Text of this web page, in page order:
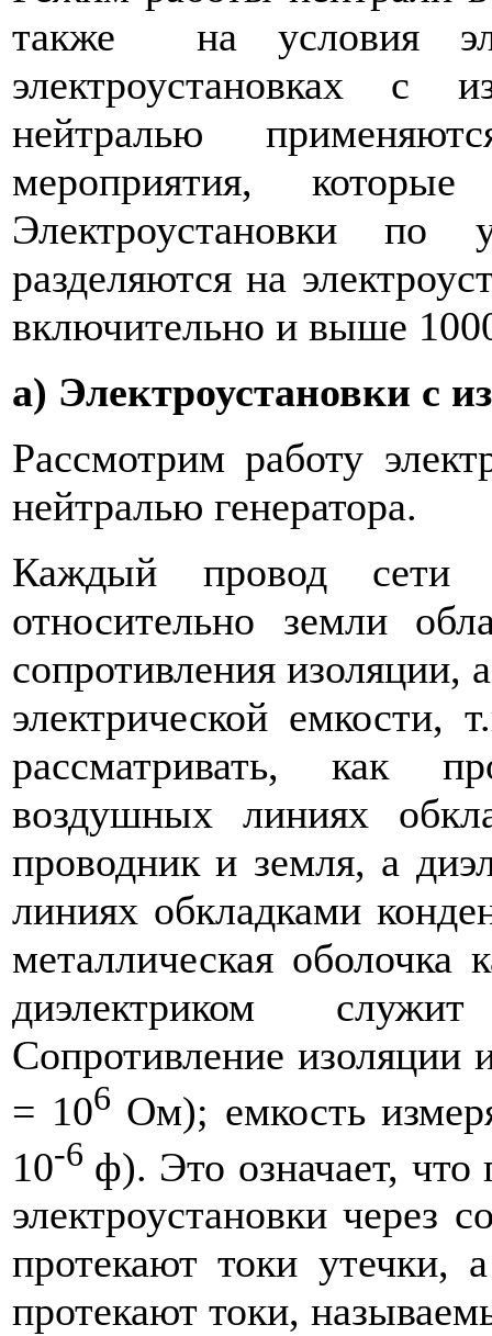
также на условия
электроус­тановках с
нейтралью
мероприятия,
Электроустановки по
разделя­ются на
включительно и выше
а) Электроустановки с
Рассмотрим работу
нейтралью генератора.
Каждый провод сети
относительно земли
сопротивления изоляции,
электрической
рассматривать, как
воздушных линиях
проводник и земля, а
линиях обкладками
металлическая оболочка
диэлектриком
Сопротивление
= 106 Ом); емкость
10-6 ф). Это означает,
электроустановки через
протекают токи утечки,
протекают токи,